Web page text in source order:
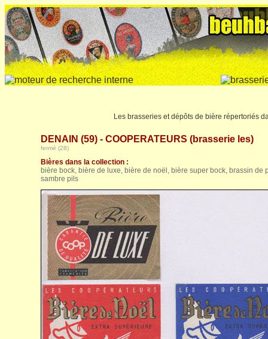
Les brasseries et dépôts de bière répertoriés
DENAIN (59) - COOPERATEURS (brasserie les)
fermé (28)
Bières dans la collection :
bière bock, bière de luxe, bière de noël, bière super bock, brassin
sambre pils